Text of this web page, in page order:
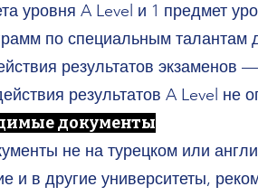
уровня A Level и 1 предмет
по специальным
результатов экзаменов
результатов A Level не
документы
не на турецком или
и в другие университеты,